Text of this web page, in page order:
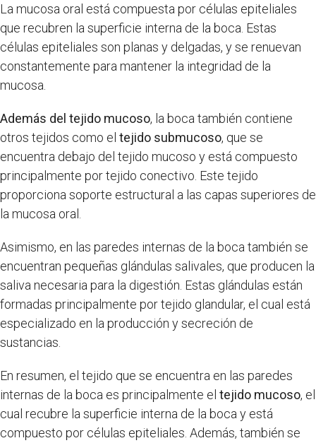
La mucosa oral está compuesta por células epiteliales
que recubren la superficie interna de la boca. Estas
células epiteliales son planas y delgadas, y se renuevan
constantemente para mantener la integridad de la
mucosa.
Además del tejido mucoso, la boca también contiene
otros tejidos como el tejido submucoso, que se
encuentra debajo del tejido mucoso y está compuesto
principalmente por tejido conectivo. Este tejido
proporciona soporte estructural a las capas superiores de
la mucosa oral.
Asimismo, en las paredes internas de la boca también se
encuentran pequeñas glándulas salivales, que producen la
saliva necesaria para la digestión. Estas glándulas están
formadas principalmente por tejido glandular, el cual está
especializado en la producción y secreción de
sustancias.
En resumen, el tejido que se encuentra en las paredes
internas de la boca es principalmente el tejido mucoso, el
cual recubre la superficie interna de la boca y está
compuesto por células epiteliales. Además, también se